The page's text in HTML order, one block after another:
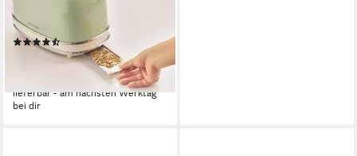
W
(70)
ab 50,08 € UVP79,95 €
lieferbar - am nächsten Werktag
bei dir